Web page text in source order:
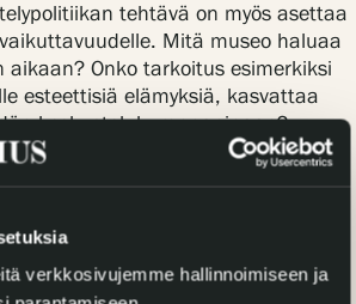
verkkosivujemme hallinnoimiseen ja
tehtävä on myös asettaa
Mitä museo haluaa
aikaan? Onko tarkoitus esimerkiksi
esteettisiä elämyksiä, kasvattaa
keskustelukumppaninaan?
että näyttelypolitiikka ei muodostu
tai yksipuolistavaksi rajoitteeksi.
kehykset näyttelytoiminnalle, ei
näyttelyitä yhdenlaiseen
kannattaa panostaa